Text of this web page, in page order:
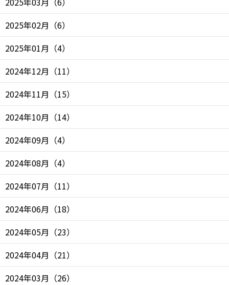
2025年02月 （6）
2025年01月 （4）
2024年12月 （11）
2024年11月 （15）
2024年10月 （14）
2024年09月 （4）
2024年08月 （4）
2024年07月 （11）
2024年06月 （18）
2024年05月 （23）
2024年04月 （21）
2024年03月 （26）